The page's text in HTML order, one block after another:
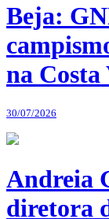
Beja:
na
30/07/2026
Andreia
diretora